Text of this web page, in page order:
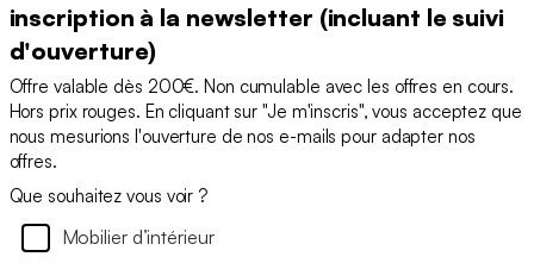
inscription à la newsletter (incluant le suivi
d'ouverture)
Offre valable dès 200€. Non cumulable avec les offres en cours.
Hors prix rouges. En cliquant sur "Je m'inscris", vous acceptez que
nous mesurions l'ouverture de nos e-mails pour adapter nos
offres.
Que souhaitez vous voir ?
Mobilier d’intérieur